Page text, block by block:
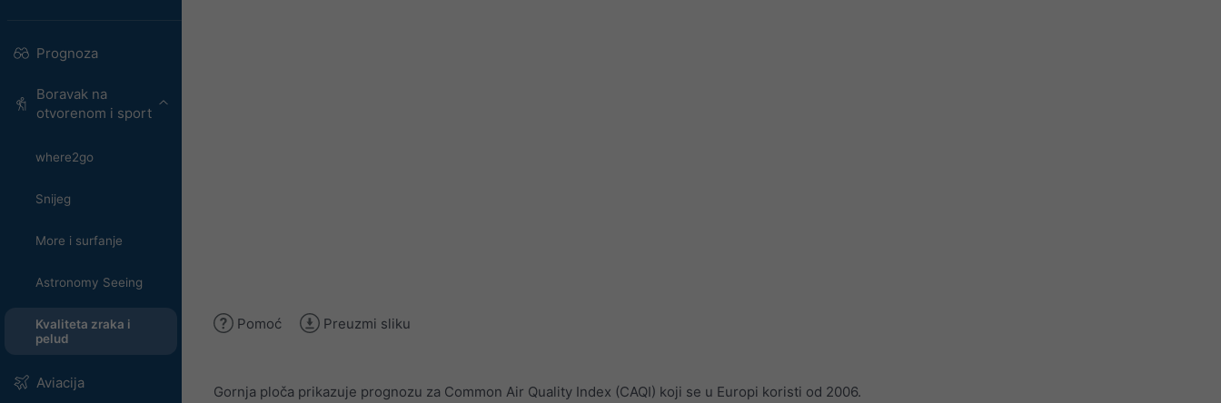
Prognoza
Boravak na
otvorenom i sport
where2go
Snijeg
More i surfanje
Astronomy Seeing
Kvaliteta zraka i
pelud
Aviacija
Pomoć Preuzmi sliku
Gornja ploča prikazuje prognozu za Common Air Quality Index (CAQI) koji se u Europi koristi od 2006.